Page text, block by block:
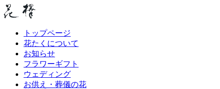
トップページ
花たくについて
お知らせ
フラワーギフト
ウェディング
お供え・葬儀の花